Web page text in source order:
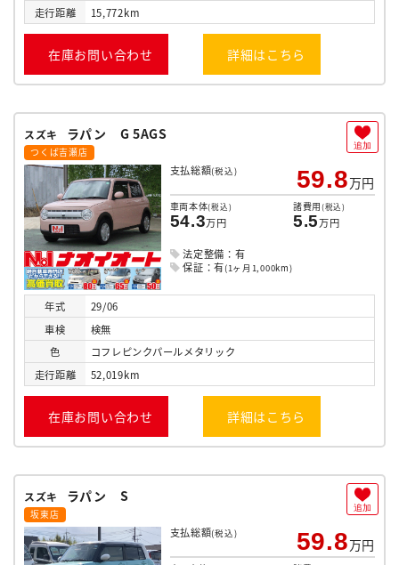
走行距離 15,772km
在庫お問い合わせ 詳細はこちら
スズキ ラパン G 5AGS
つくば吉瀬店
支払総額(税込) 59.8万円
車両本体(税込)
54.3万円
諸費用(税込)
5.5万円
法定整備：有
保証：有(1ヶ月1,000km)
年式
29/06
車検
検無
色
コフレピンクパールメタリック
走行距離 52,019km
在庫お問い合わせ 詳細はこちら
追加
スズキ ラパン S
坂東店
支払総額(税込) 59.8万円
追加